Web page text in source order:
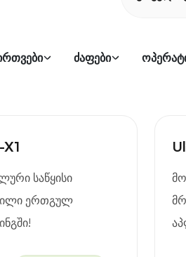
ძაფები
საწყისი
ერთგულ